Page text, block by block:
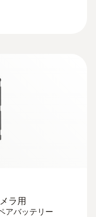
い視野角
用途に最適
に撮影可能
距離が取れない
ク測定
クのある個所を
内の温湿度をカ
ドに設定する
なします。
ラ用
アバッテリー